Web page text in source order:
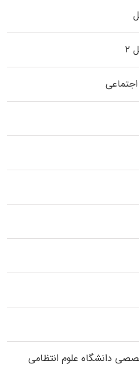
داﻧﺸﮕﺎه ﻋﻠﻮم انتظامی